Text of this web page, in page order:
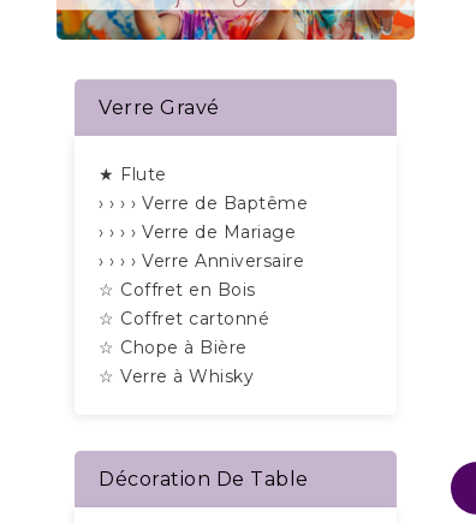
Verre Gravé
★ Flute
› › › › Verre de Baptême
› › › › Verre de Mariage
› › › › Verre Anniversaire
☆ Coffret en Bois
☆ Coffret cartonné
☆ Chope à Bière
☆ Verre à Whisky
Décoration De Table